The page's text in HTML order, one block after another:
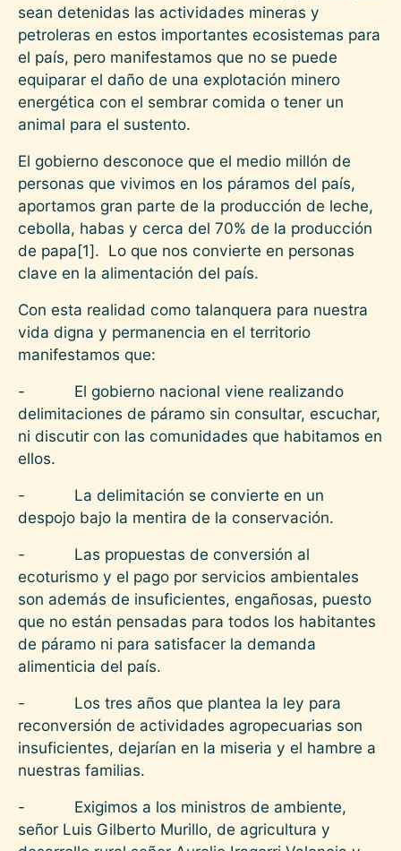
sean detenidas las actividades mineras y
petroleras en estos importantes ecosistemas para
el país, pero manifestamos que no se puede
equiparar el daño de una explotación minero
energética con el sembrar comida o tener un
animal para el sustento.
El gobierno desconoce que el medio millón de
personas que vivimos en los páramos del país,
aportamos gran parte de la producción de leche,
cebolla, habas y cerca del 70% de la producción
de papa[1]. Lo que nos convierte en personas
clave en la alimentación del país.
Con esta realidad como talanquera para nuestra
vida digna y permanencia en el territorio
manifestamos que:
- El gobierno nacional viene realizando
delimitaciones de páramo sin consultar, escuchar,
ni discutir con las comunidades que habitamos en
ellos.
- La delimitación se convierte en un
despojo bajo la mentira de la conservación.
- Las propuestas de conversión al
ecoturismo y el pago por servicios ambientales
son además de insuficientes, engañosas, puesto
que no están pensadas para todos los habitantes
de páramo ni para satisfacer la demanda
alimenticia del país.
- Los tres años que plantea la ley para
reconversión de actividades agropecuarias son
insuficientes, dejarían en la miseria y el hambre a
nuestras familias.
- Exigimos a los ministros de ambiente,
señor Luis Gilberto Murillo, de agricultura y